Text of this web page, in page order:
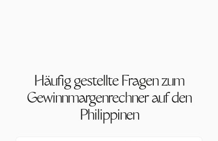
Häufig gestellte Fragen zum
Gewinnmargenrechner auf den
Philippinen